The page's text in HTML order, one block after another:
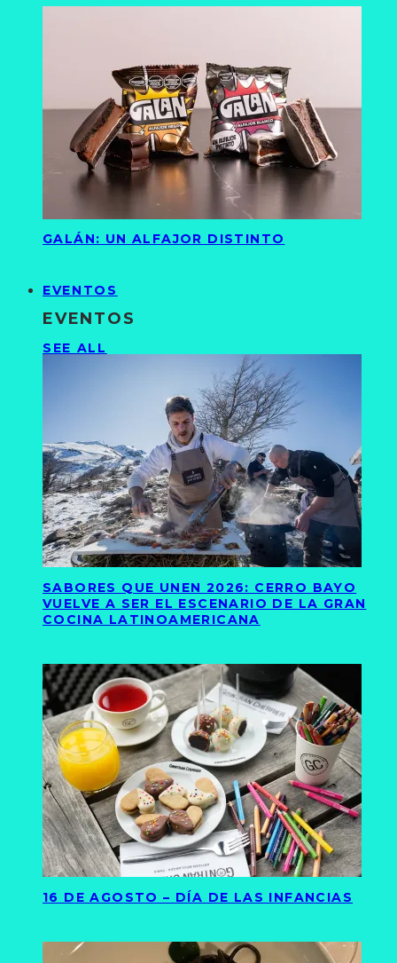
GALÁN: UN ALFAJOR DISTINTO
EVENTOS
EVENTOS
SEE ALL
SABORES QUE UNEN 2026: CERRO BAYO
VUELVE A SER EL ESCENARIO DE LA GRAN
COCINA LATINOAMERICANA
16 DE AGOSTO – DÍA DE LAS INFANCIAS